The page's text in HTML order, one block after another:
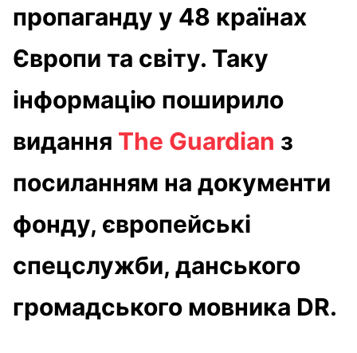
пропаганду у 48 країнах
Європи та світу. Таку
інформацію поширило
видання The Guardian з
посиланням на документи
фонду, європейські
спецслужби, данського
громадського мовника DR.